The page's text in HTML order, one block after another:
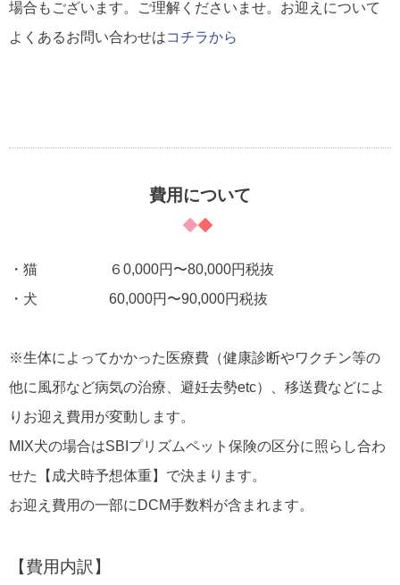
場合もございます。ご理解くださいませ。お迎えについて
よくあるお問い合わせはコチラから
費用について
・猫 ６0,000円〜80,000円税抜
・犬 60,000円〜90,000円税抜
※生体によってかかった医療費（健康診断やワクチン等の
他に風邪など病気の治療、避妊去勢etc）、移送費などによ
りお迎え費用が変動します。
MIX犬の場合はSBIプリズムペット保険の区分に照らし合わ
せた【成犬時予想体重】で決まります。
お迎え費用の一部にDCM手数料が含まれます。
【費用内訳】